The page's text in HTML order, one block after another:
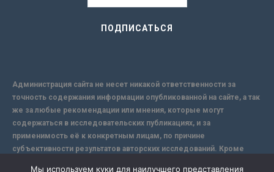
Администрация сайта не несет никакой ответственности за
точность содержания информации опубликованной на сайте, а так
же за любые рекомендации или мнения, которые могут
содержаться в исследовательских публикациях, и за
применимость её к конкретным лицам, по причине
субъективности результатов авторских исследований. Кроме
Мы используем куки для наилучшего представления